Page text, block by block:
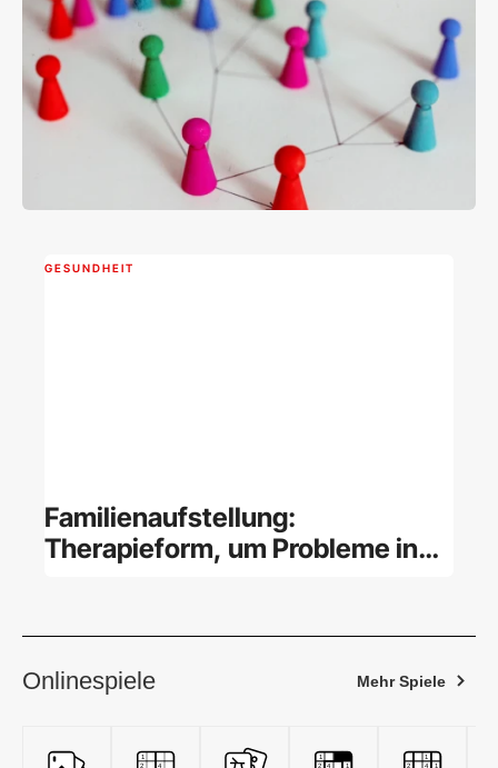
GESUNDHEIT
Familienaufstellung:
Therapieform, um Probleme in
Onlinespiele Mehr Spiele